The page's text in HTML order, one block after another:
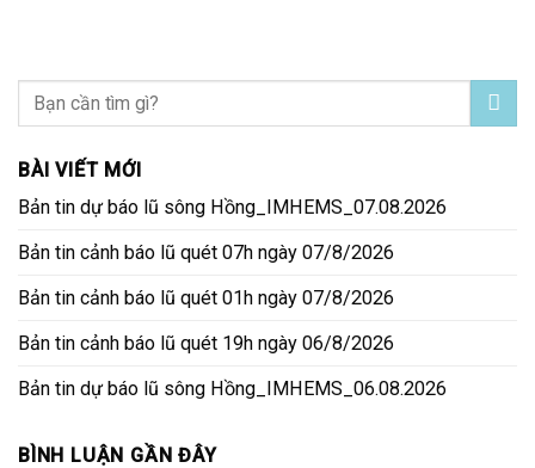
BÀI VIẾT MỚI
Bản tin dự báo lũ sông Hồng_IMHEMS_07.08.2026
Bản tin cảnh báo lũ quét 07h ngày 07/8/2026
Bản tin cảnh báo lũ quét 01h ngày 07/8/2026
Bản tin cảnh báo lũ quét 19h ngày 06/8/2026
Bản tin dự báo lũ sông Hồng_IMHEMS_06.08.2026
BÌNH LUẬN GẦN ĐÂY